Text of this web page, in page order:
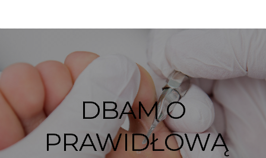
DBAM O
PRAWIDŁOWĄ